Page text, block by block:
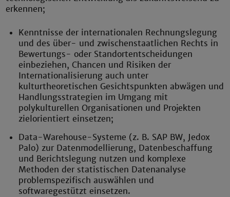
erkennen;
Kenntnisse der internationalen Rechnungslegung
und des über- und zwischenstaatlichen Rechts in
Bewertungs- oder Standortentscheidungen
einbeziehen, Chancen und Risiken der
Internationalisierung auch unter
kulturtheoretischen Gesichtspunkten abwägen und
Handlungsstrategien im Umgang mit
polykulturellen Organisationen und Projekten
zielorientiert einsetzen;
Data-Warehouse-Systeme (z. B. SAP BW, Jedox
Palo) zur Datenmodellierung, Datenbeschaffung
und Berichtslegung nutzen und komplexe
Methoden der statistischen Datenanalyse
problemspezifisch auswählen und
softwaregestützt einsetzen.